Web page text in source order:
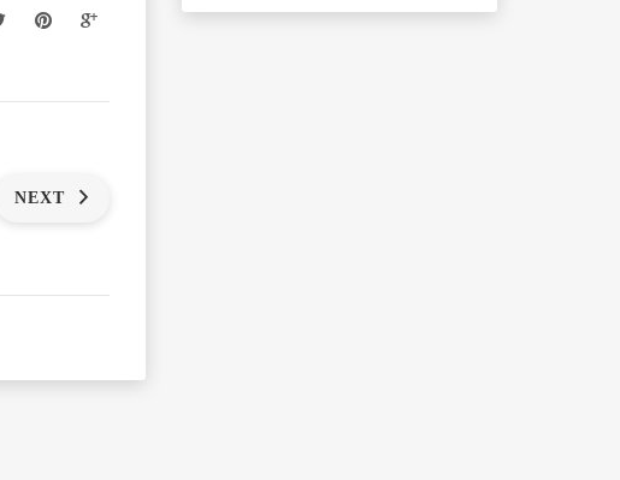
NEXT